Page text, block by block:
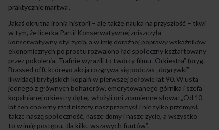
praktycznie martwa”.
Jakaś okrutna ironia historii – ale także nauka na przyszłość – tkwi
w tym, że liderka Partii Konserwatywnej zniszczyła
konserwatywny styl życia, a w imię doraźnej poprawy wskaźników
ekonomicznych po prostu rozwalono ład społeczny kształtowany
przez pokolenia. Trafnie wyrazili to twórcy filmu „Orkiestra” (oryg.
Brassed off), którego akcja rozgrywa się podczas „dogrywki”
likwidacji brytyjskich kopalń w pierwszej połowie lat 90. W usta
jednego z głównych bohaterów, emerytowanego górnika i szefa
kopalnianej orkiestry dętej, włożyli oni znamienne słowa: „Od 10
lat ten cholerny rząd niszczy nasz przemysł i nie tylko przemysł,
także naszą społeczność, nasze domy i nasze życie, a wszystko
to w imię postępu, dla kilku wszawych funtów”.